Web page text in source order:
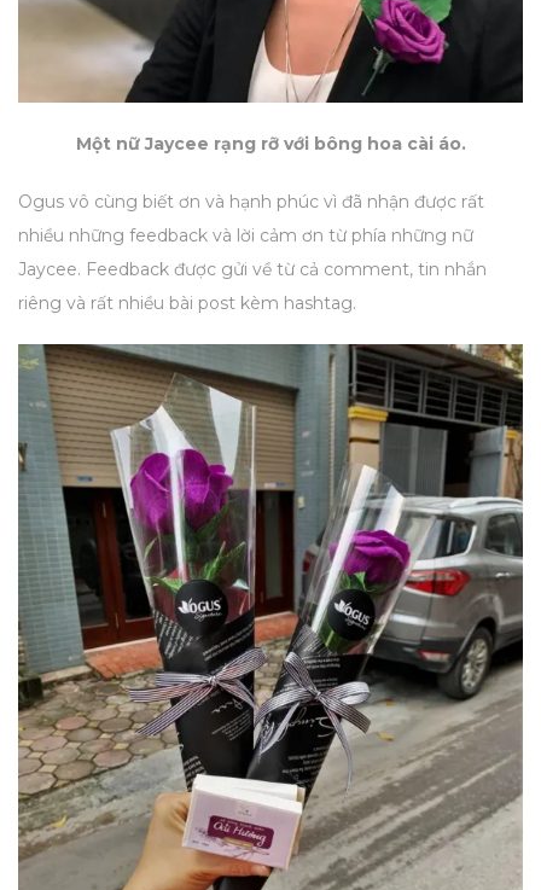
Một nữ Jaycee rạng rỡ với bông hoa cài áo.
Ogus vô cùng biết ơn và hạnh phúc vì đã nhận được rất
nhiều những feedback và lời cảm ơn từ phía những nữ
Jaycee. Feedback được gửi về từ cả comment, tin nhắn
riêng và rất nhiều bài post kèm hashtag.